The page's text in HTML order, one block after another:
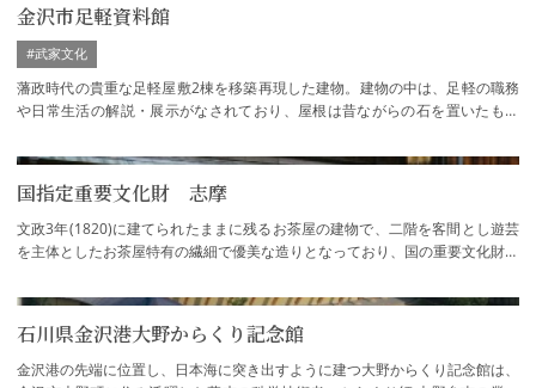
金沢市足軽資料館
藩政時代の貴重な足軽屋敷2棟を移築再現した建物。建物の中は、足軽の職務
や日常生活の解説・展示がなされており、屋根は昔ながらの石を置いたもの
#武家文化
国指定重要文化財 志摩
文政3年(1820)に建てられたままに残るお茶屋の建物で、二階を客間とし遊芸
を主体としたお茶屋特有の繊細で優美な造りとなっており、国の重要文化財に
石川県金沢港大野からくり記念館
金沢港の先端に位置し、日本海に突き出すように建つ大野からくり記念館は、